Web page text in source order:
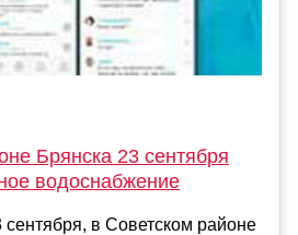
Брянска 23 сентября
водоснабжение
в Советском районе